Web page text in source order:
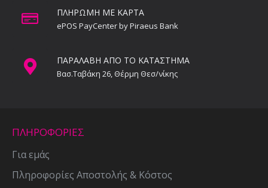
ΠΛΗΡΩΜΗ ΜΕ ΚΑΡΤΑ
ePOS PayCenter by Piraeus Bank
ΠΑΡΑΛΑΒΗ ΑΠΟ ΤΟ ΚΑΤΑΣΤΗΜΑ
Βασ.Ταβάκη 26, Θέρμη Θεσ/νίκης
ΠΛΗΡΟΦΟΡΙΕΣ
Για εμάς
Πληροφορίες Αποστολής & Κόστος